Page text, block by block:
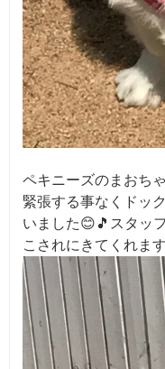
ペキニーズのまおち
緊張する事なくドッ
いました😊🎵スタッ
こされにきてくれま